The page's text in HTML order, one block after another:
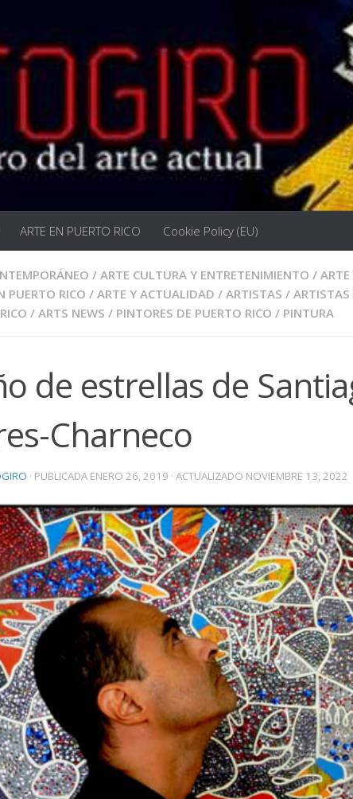
ARTE EN PUERTO RICO Cookie Policy (EU)
/ ARTE CULTURA Y ENTRETENIMIENTO / ARTE
PUERTO RICO / ARTE Y ACTUALIDAD / ARTISTAS / ARTISTAS
/ ARTS NEWS / PINTORES DE PUERTO RICO / PINTURA
de estrellas de
Charneco
· PUBLICADA ENERO 26, 2019 · ACTUALIZADO NOVIEMBRE 13, 2022